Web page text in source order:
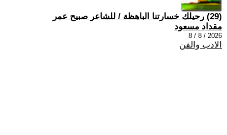
(29) رحيلك خسارتنا الباهظة / للشاعر صبيح عمر
مقداد مسعود
2026 / 8 / 8
الادب والفن